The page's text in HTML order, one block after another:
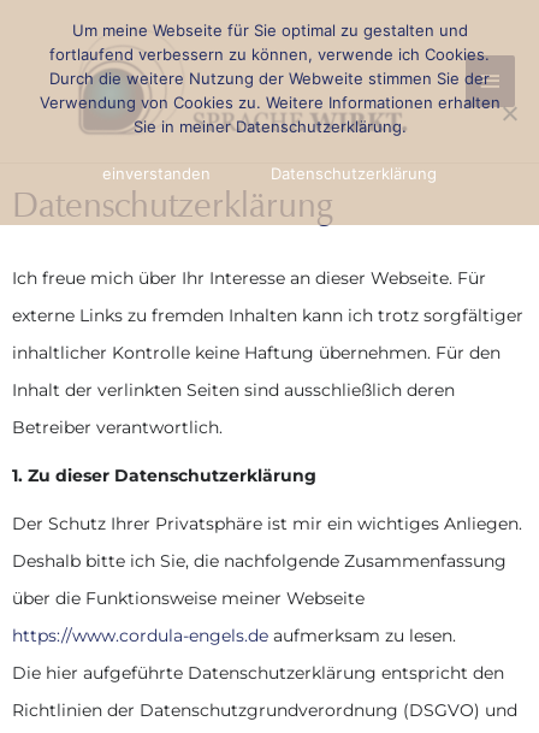
springen
Datenschutzerklärung
Ich freue mich über Ihr Interesse an dieser Webseite. Für
externe Links zu fremden Inhalten kann ich trotz sorgfältiger
inhaltlicher Kontrolle keine Haftung übernehmen. Für den
Inhalt der verlinkten Seiten sind ausschließlich deren
Betreiber verantwortlich.
1. Zu dieser Datenschutzerklärung
Der Schutz Ihrer Privatsphäre ist mir ein wichtiges Anliegen.
Deshalb bitte ich Sie, die nachfolgende Zusammenfassung
über die Funktionsweise meiner Webseite
https://www.cordula-engels.de aufmerksam zu lesen.
Die hier aufgeführte Datenschutzerklärung entspricht den
Richtlinien der Datenschutzgrundverordnung (DSGVO) und
Um meine Webseite für Sie optimal zu gestalten und
fortlaufend verbessern zu können, verwende ich Cookies.
Durch die weitere Nutzung der Webweite stimmen Sie der
Verwendung von Cookies zu. Weitere Informationen erhalten
Sie in meiner Datenschutzerklärung.
einverstanden Datenschutzerklärung